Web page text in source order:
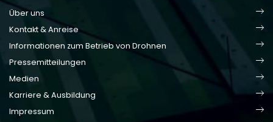
Über uns
Kontakt & Anreise
Informationen zum Betrieb von Drohnen
Pressemitteilungen
Medien
Karriere & Ausbildung
Impressum